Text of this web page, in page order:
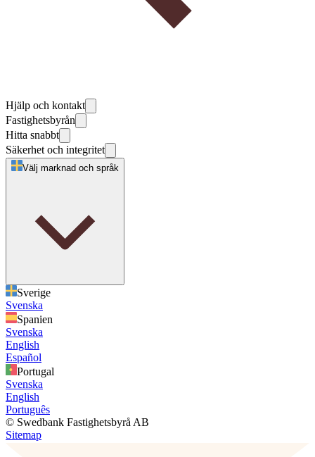
Hjälp och kontakt
Fastighetsbyrån
Hitta snabbt
Säkerhet och integritet
Välj marknad och språk
Sverige
Svenska
Spanien
Svenska
English
Español
Portugal
Svenska
English
Português
© Swedbank Fastighetsbyrå AB
Sitemap